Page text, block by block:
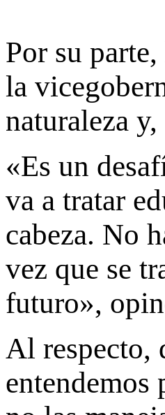
Por su
la
naturaleza
«Es un
va a tratar
cabeza. No
vez que se
futuro»,
Al respecto,
entendemos